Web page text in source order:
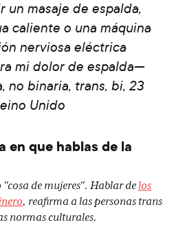
un masaje de espalda,
caliente o una máquina
nerviosa eléctrica
mi dolor de espalda—
no binaria, trans, bi, 23
Unido
en que hablas de la
de mujeres". Hablar de los
, reafirma a las personas trans
normas culturales.